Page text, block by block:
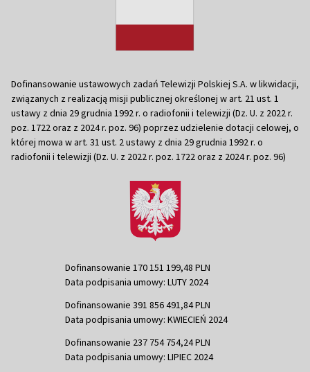
Dofinansowanie ustawowych zadań Telewizji Polskiej S.A. w likwidacji,
związanych z realizacją misji publicznej określonej w art. 21 ust. 1
ustawy z dnia 29 grudnia 1992 r. o radiofonii i telewizji (Dz. U. z 2022 r.
poz. 1722 oraz z 2024 r. poz. 96) poprzez udzielenie dotacji celowej, o
której mowa w art. 31 ust. 2 ustawy z dnia 29 grudnia 1992 r. o
radiofonii i telewizji (Dz. U. z 2022 r. poz. 1722 oraz z 2024 r. poz. 96)
Dofinansowanie 170 151 199,48 PLN
Data podpisania umowy: LUTY 2024
Dofinansowanie 391 856 491,84 PLN
Data podpisania umowy: KWIECIEŃ 2024
Dofinansowanie 237 754 754,24 PLN
Data podpisania umowy: LIPIEC 2024